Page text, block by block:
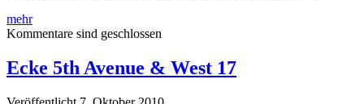
mehrPrag
–
Kommentare sind geschlossen
Ecke 5th Avenue & West 17